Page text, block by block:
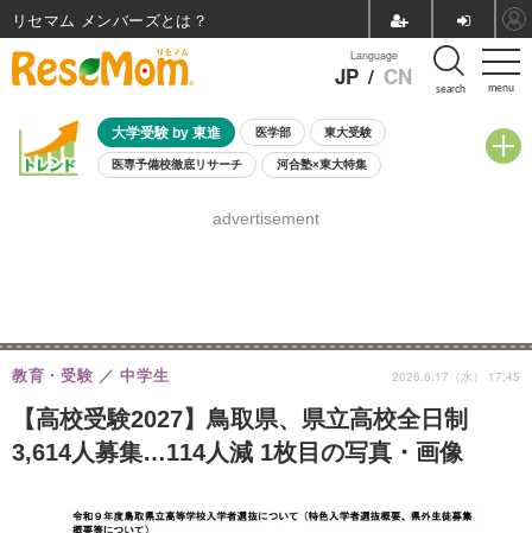
menu
Language
JP / CN search
大学受験 by 東進 医学部 東大受験
医専予備校徹底リサーチ 河合塾×東大特集
8月開催学校説明会・相談会
advertisement
【高校受験2027】鳥取県、県立高校全日制
3,614人募集…114人減 1枚目の写真・画像
教育・受験 中学生 2026.6.17（水） 17:45
リセマム メンバーズ